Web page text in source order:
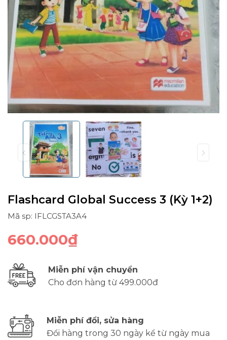
Flashcard Global Success 3 (Kỳ 1+2)
Mã sp: IFLCGSTA3A4
660.000₫
Miễn phí vận chuyển
Cho đơn hàng từ 499.000đ
Miễn phí đổi, sửa hàng
Đổi hàng trong 30 ngày kể từ ngày mua